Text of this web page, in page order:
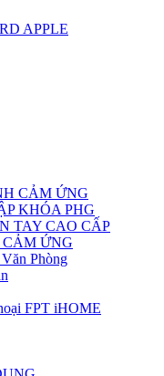
APPLE
CẢM ỨNG
KHÓA PHG
TAY CAO CẤP
ỨNG
Phòng
FPT iHOME